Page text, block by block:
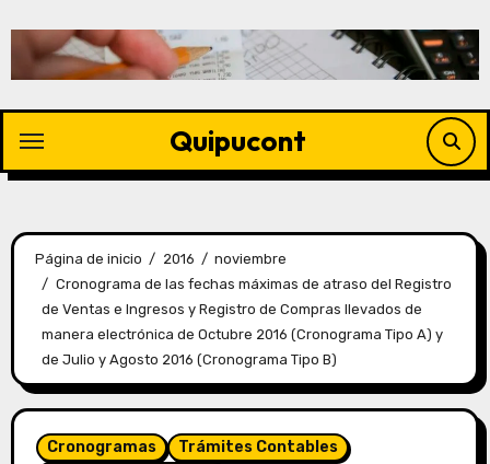
Quipucont
Página de inicio 2016
noviembre
Cronograma de las fechas máximas de atraso del Registro
de Ventas e Ingresos y Registro de Compras llevados de
manera electrónica de Octubre 2016 (Cronograma Tipo A) y
de Julio y Agosto 2016 (Cronograma Tipo B)
Cronogramas
Trámites Contables